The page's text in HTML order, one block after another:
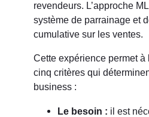
revendeurs. L’approche
système de parrainage et
cumulative sur les ventes.
Cette expérience permet à
cinq critères qui
business :
Le besoin : il est